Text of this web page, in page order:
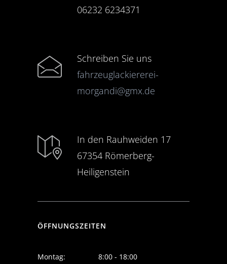
06232 6234371
Schreiben Sie uns
fahrzeuglackiererei-
morgandi@gmx.de
In den Rauhweiden 17
67354 Römerberg-
Heiligenstein
ÖFFNUNGSZEITEN
Montag:
8:00 - 18:00